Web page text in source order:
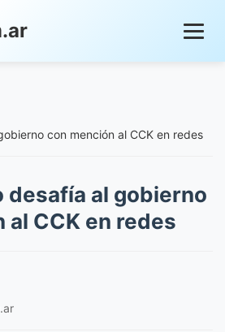
con mención al CCK en redes
desafía al gobierno
al CCK en redes